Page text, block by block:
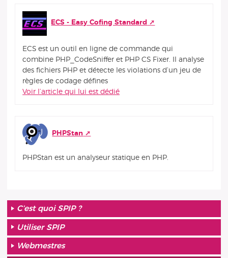
ECS - Easy Cofing Standard
ECS est un outil en ligne de commande qui
combine PHP_CodeSniffer et PHP CS Fixer. Il analyse
des fichiers PHP et détecte les violations d’un jeu de
règles de codage défines
Voir l’article qui lui est dédié
PHPStan
PHPStan est un analyseur statique en PHP.
C’est quoi SPIP ?
Utiliser SPIP
Webmestres